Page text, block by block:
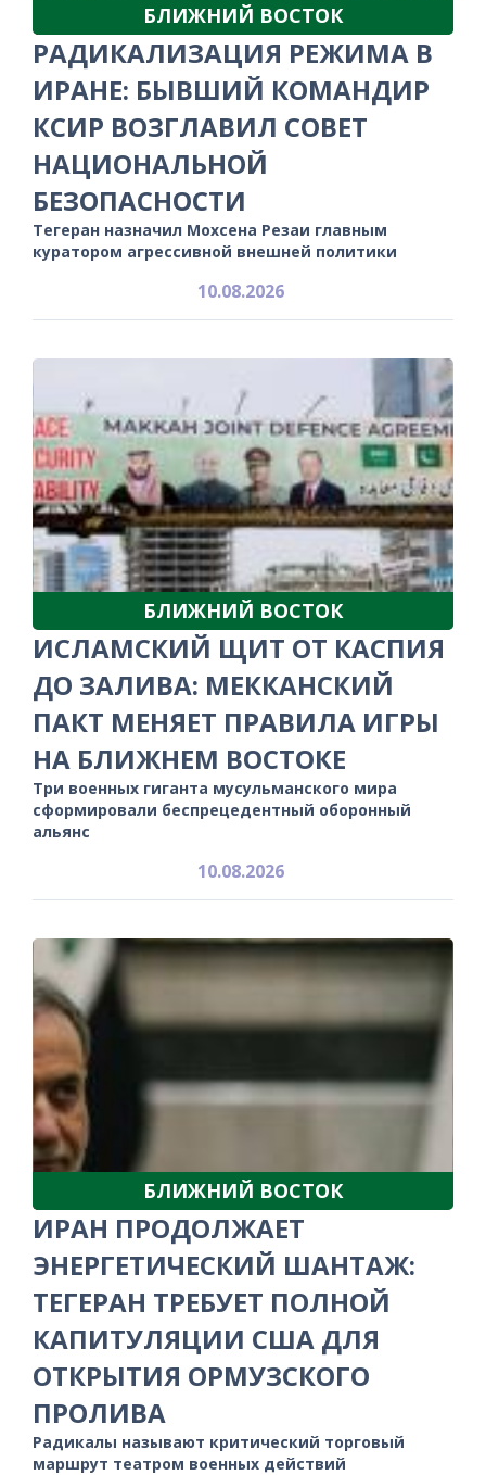
БЛИЖНИЙ ВОСТОК
РАДИКАЛИЗАЦИЯ РЕЖИМА В
ИРАНЕ: БЫВШИЙ КОМАНДИР
КСИР ВОЗГЛАВИЛ СОВЕТ
НАЦИОНАЛЬНОЙ
БЕЗОПАСНОСТИ
Тегеран назначил Мохсена Резаи главным
куратором агрессивной внешней политики
10.08.2026
БЛИЖНИЙ ВОСТОК
ИСЛАМСКИЙ ЩИТ ОТ КАСПИЯ
ДО ЗАЛИВА: МЕККАНСКИЙ
ПАКТ МЕНЯЕТ ПРАВИЛА ИГРЫ
НА БЛИЖНЕМ ВОСТОКЕ
Три военных гиганта мусульманского мира
сформировали беспрецедентный оборонный
альянс
10.08.2026
БЛИЖНИЙ ВОСТОК
ИРАН ПРОДОЛЖАЕТ
ЭНЕРГЕТИЧЕСКИЙ ШАНТАЖ:
ТЕГЕРАН ТРЕБУЕТ ПОЛНОЙ
КАПИТУЛЯЦИИ США ДЛЯ
ОТКРЫТИЯ ОРМУЗСКОГО
ПРОЛИВА
Радикалы называют критический торговый
маршрут театром военных действий